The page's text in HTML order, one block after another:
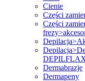
Cienie
Części
Części
Dermabrazje
Dermapeny